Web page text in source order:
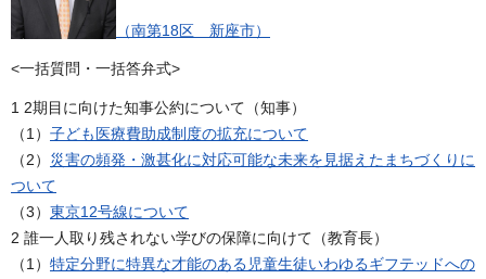
（南第18区 新座市）
<一括質問・一括答弁式>
1 2期目に向けた知事公約について（知事）
（1） 子ども医療費助成制度の拡充について
（2） 災害の頻発・激甚化に対応可能な未来を見据えたまちづくりに
ついて
（3） 東京12号線について
2 誰一人取り残されない学びの保障に向けて（教育長）
（1） 特定分野に特異な才能のある児童生徒いわゆるギフテッドへの